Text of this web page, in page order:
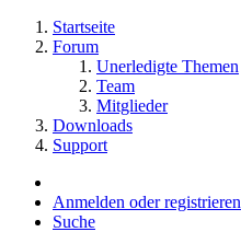
Startseite
Forum
Unerledigte Themen
Team
Mitglieder
Downloads
Support
Anmelden oder registrieren
Suche